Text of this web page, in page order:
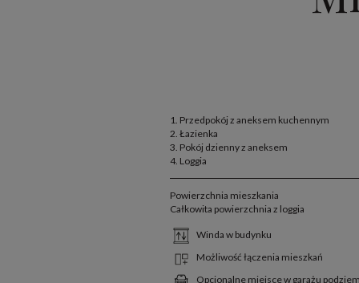
1. Przedpokój z aneksem kuchennym
2. Łazienka
3. Pokój dzienny z aneksem
4. Loggia
Powierzchnia mieszkania
Całkowita powierzchnia z loggia
Winda w budynku
Możliwość łączenia mieszkań
Opcjonalne miejsce w garażu